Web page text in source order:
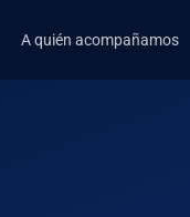
A quién acompañamos